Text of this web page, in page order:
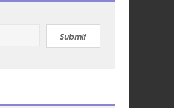
Submit